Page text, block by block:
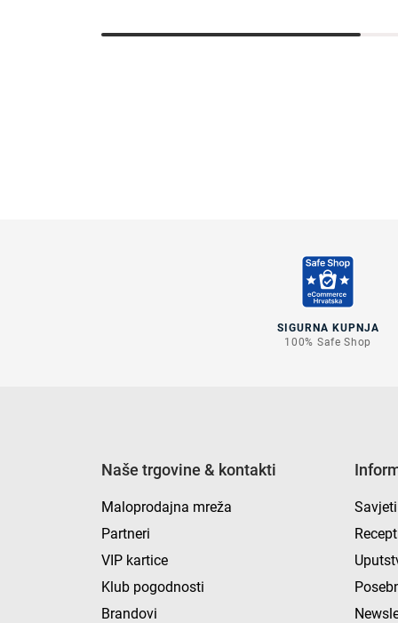
SIGURNA KUPNJA
100% Safe Shop
Naše trgovine & kontakti
Maloprodajna mreža
Partneri
VIP kartice
Klub pogodnosti
Brandovi